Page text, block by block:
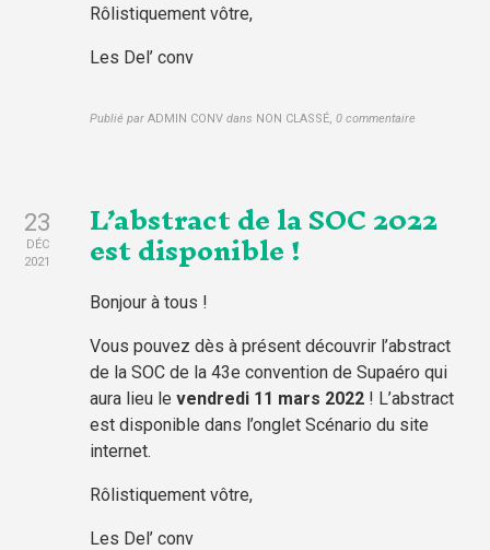
Rôlistiquement vôtre,
Les Del’ conv
Publié par ADMIN CONV dans NON CLASSÉ,0 commentaire
23
DÉC
2021
L’abstract de la SOC 2022
est disponible !
Bonjour à tous !
Vous pouvez dès à présent découvrir l’abstract
de la SOC de la 43e convention de Supaéro qui
aura lieu levendredi 11 mars 2022 ! L’abstract
est disponible dans l’onglet Scénario du site
internet.
Rôlistiquement vôtre,
Les Del’ conv